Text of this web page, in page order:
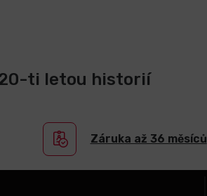
20-ti letou historií
Záruka až 36 měsíců